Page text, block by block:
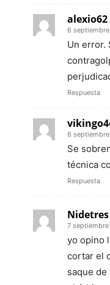
alexio62
6
Un error.
Respuesta
6 septiembre
Se
técnica
Respuesta
Nidetres
7
yo opino
cortar el
saque